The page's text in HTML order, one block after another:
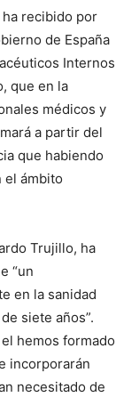
recibido por
de España
Internos
que en la
médicos y
a partir del
que habiendo
el ámbito
Trujillo, ha
“un
en la sanidad
siete años”.
hemos formado
incorporarán
necesitado de